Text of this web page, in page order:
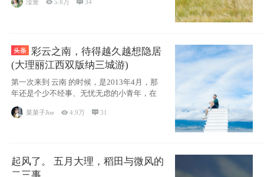
滢萱 5.8万 34
彩云之南，待得越久越想隐居
(大理丽江西双版纳三城游)
第一次来到 云南 的时候，是2013年4月，那
年还是个少不经事、无忧无虑的小青年，在
菜菜子Joe 4.9万  31
起风了。 五月大理，稻田与微风的